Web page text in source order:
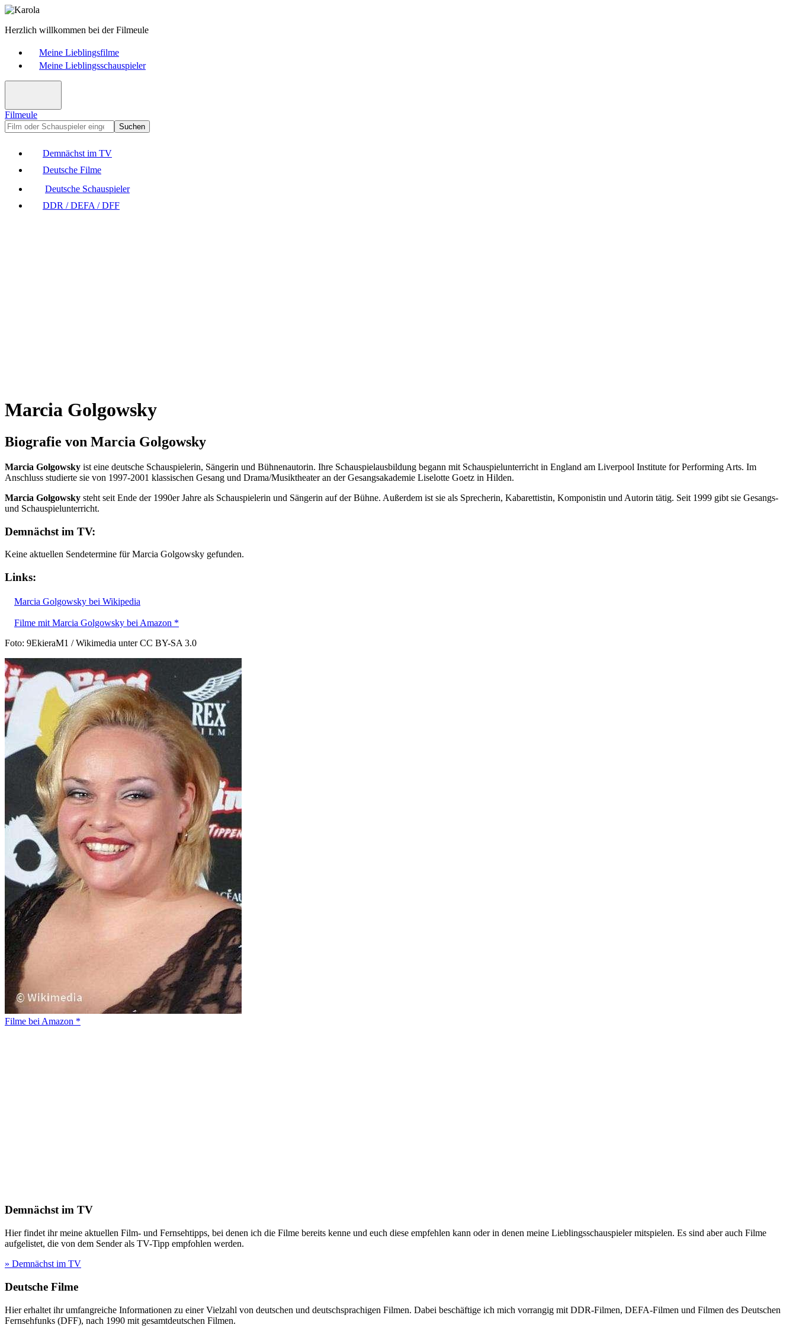
Herzlich willkommen bei der Filmeule
Meine Lieblingsfilme
Meine Lieblingsschauspieler
Filmeule
Suchen
Demnächst im TV
Deutsche Filme
Deutsche Schauspieler
DDR / DEFA / DFF
Marcia Golgowsky
Biografie von Marcia Golgowsky
Marcia Golgowsky ist eine deutsche Schauspielerin, Sängerin und Bühnenautorin. Ihre Schauspielausbildung begann mit Schauspielunterricht in England am Liverpool Institute for Performing Arts. Im
Anschluss studierte sie von 1997-2001 klassischen Gesang und Drama/Musiktheater an der Gesangsakademie Liselotte Goetz in Hilden.
Marcia Golgowsky steht seit Ende der 1990er Jahre als Schauspielerin und Sängerin auf der Bühne. Außerdem ist sie als Sprecherin, Kabarettistin, Komponistin und Autorin tätig. Seit 1999 gibt sie Gesangs-
und Schauspielunterricht.
Demnächst im TV:
Keine aktuellen Sendetermine für Marcia Golgowsky gefunden.
Links:
Marcia Golgowsky bei Wikipedia
Filme mit Marcia Golgowsky bei Amazon *
Foto: 9EkieraM1 / Wikimedia unter CC BY-SA 3.0
Filme bei Amazon *
Demnächst im TV
Hier findet ihr meine aktuellen Film- und Fernsehtipps, bei denen ich die Filme bereits kenne und euch diese empfehlen kann oder in denen meine Lieblingsschauspieler mitspielen. Es sind aber auch Filme
aufgelistet, die von dem Sender als TV-Tipp empfohlen werden.
» Demnächst im TV
Deutsche Filme
Hier erhaltet ihr umfangreiche Informationen zu einer Vielzahl von deutschen und deutschsprachigen Filmen. Dabei beschäftige ich mich vorrangig mit DDR-Filmen, DEFA-Filmen und Filmen des Deutschen
Fernsehfunks (DFF), nach 1990 mit gesamtdeutschen Filmen.